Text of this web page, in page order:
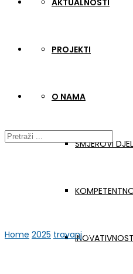
AKTUALNOSTI
PROJEKTI
O NAMA
SMJEROVI
INOVATIVNOST
Home 2025 travanj 10